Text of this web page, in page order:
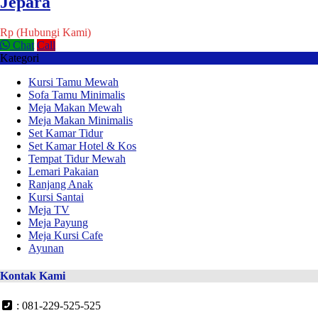
Rp (Hubungi Kami)
Chat Call
Kategori
Kursi Tamu Mewah
Sofa Tamu Minimalis
Meja Makan Mewah
Meja Makan Minimalis
Set Kamar Tidur
Set Kamar Hotel & Kos
Tempat Tidur Mewah
Lemari Pakaian
Ranjang Anak
Kursi Santai
Meja TV
Meja Payung
Meja Kursi Cafe
Ayunan
Kontak Kami
: 081-229-525-525